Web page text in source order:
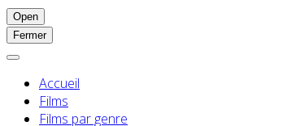
Open
Fermer
Accueil
Films
Films par genre